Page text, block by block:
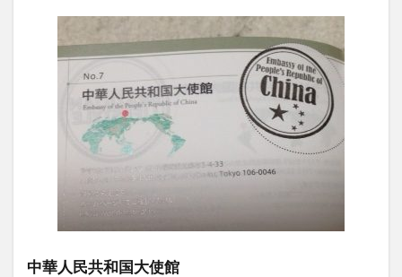
中華人民共和国大使館